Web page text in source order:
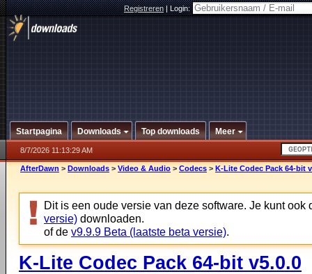
Registreren|Login:
Startpagina Downloads Top downloads Meer
8/7/2026 11:13:29 AM
AfterDawn > Downloads > Video & Audio > Codecs > K-Lite Codec Pack 64-bit
Dit is een oude versie van deze software. Je kunt ook
versie) downloaden.
of de v9.9.9 Beta (laatste beta versie).
K-Lite Codec Pack 64-bit v5.0.0